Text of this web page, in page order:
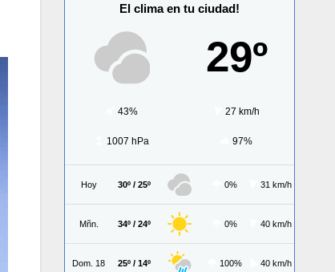
El clima en tu ciudad!
29º
43% 27 km/h
1007 hPa 97%
Hoy 30º / 25º 0% 31 km/h
Mñn. 34º / 24º 0% 40 km/h
Dom. 18 25º / 14º 100% 40 km/h